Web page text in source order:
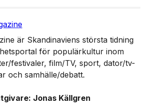
är Skandinaviens största tidning
för populärkultur inom
festivaler, film/TV, sport, dator/tv-
och samhälle/debatt.
Jonas Källgren